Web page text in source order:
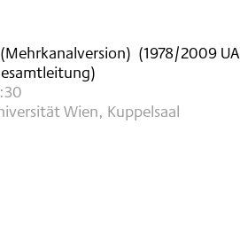
(1978/2009UA
Wien, Kuppelsaal